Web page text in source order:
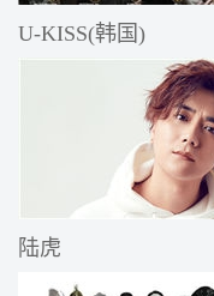
U-KISS(韩国)
陆虎